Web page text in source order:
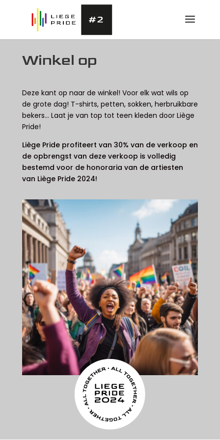
Winkel op
Deze kant op naar de winkel! Voor elk wat wils op
de grote dag! T-shirts, petten, sokken, herbruikbare
bekers… Laat je van top tot teen kleden door Liège
Pride!
Liège Pride profiteert van 30% van de verkoop en
de opbrengst van deze verkoop is volledig
bestemd voor de honoraria van de artiesten
van Liège Pride 2024!